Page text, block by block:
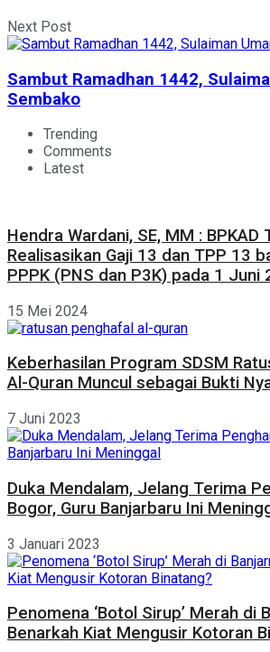
Next Post
Sambut Ramadhan 1442,
Sembako
Trending
Comments
Latest
Hendra Wardani, SE, MM : BPKAD
Realisasikan Gaji 13 dan TPP 13
PPPK (PNS dan P3K) pada 1 Juni
15 Mei 2024
Keberhasilan Program SDSM
Al-Quran Muncul sebagai Bukti
7 Juni 2023
Duka Mendalam, Jelang Terima
Bogor, Guru Banjarbaru Ini
3 Januari 2023
Penomena ‘Botol Sirup’ Merah di
Benarkah Kiat Mengusir Kotoran